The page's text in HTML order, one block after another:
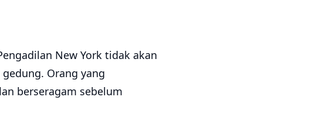
New York tidak akan
Orang yang
berseragam sebelum